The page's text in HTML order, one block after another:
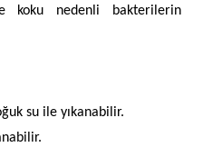
koku nedenli bakterilerin
su ile yıkanabilir.